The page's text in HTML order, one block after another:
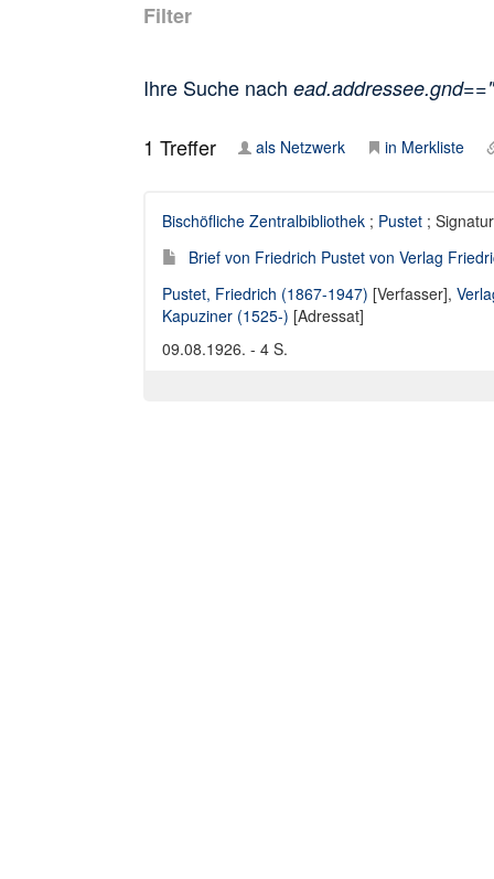
Filter
Ihre Suche nach
1 Treffer als Netzwerk in Merkliste
Bischöfliche Zentralbibliothek ; Pustet ;
Brief von Friedrich Pustet von Verlag
Pustet, Friedrich (1867-1947) [Verfasser],
Kapuziner (1525-) [Adressat]
09.08.1926. - 4 S.